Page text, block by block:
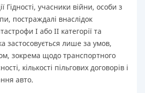
Гідності, учасники війни, особи з
постраждалі внаслідок
I або II категорії та
застосовується лише за умов,
зокрема щодо транспортного
кількості пільгових договорів і
авто.